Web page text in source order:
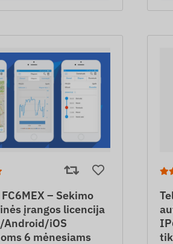
– Sekimo
įrangos licencija
Android/iOS
6 mėnesiams